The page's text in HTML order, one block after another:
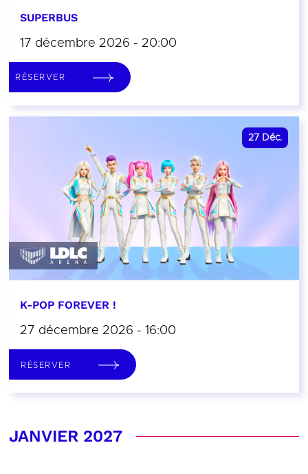
SUPERBUS
17 décembre 2026 - 20:00
RÉSERVER
27 Déc.
K-POP FOREVER !
27 décembre 2026 - 16:00
RÉSERVER
JANVIER 2027